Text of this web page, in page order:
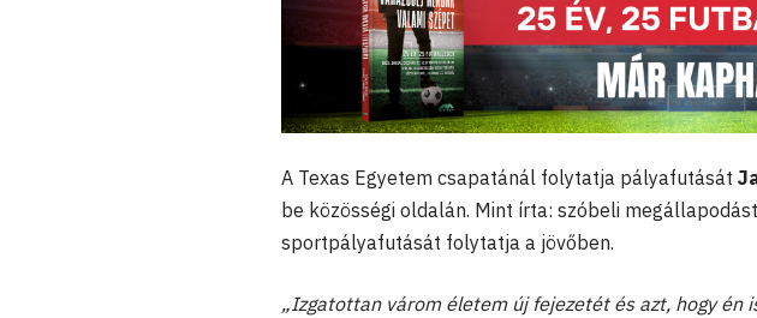
A Texas Egyetem csapatánál folytatja pályafutását
be közösségi oldalán. Mint írta: szóbeli
sportpályafutását folytatja a jövőben.
„Izgatottan várom életem új fejezetét és azt, hogy én